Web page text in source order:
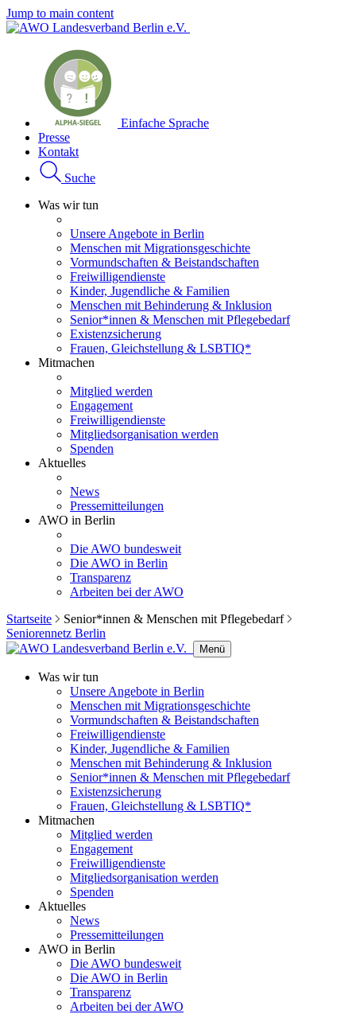
Jump to main content
Einfache Sprache
Presse
Kontakt
Suche
Was wir tun
Unsere Angebote in Berlin
Menschen mit Migrationsgeschichte
Vormundschaften & Beistandschaften
Freiwilligendienste
Kinder, Jugendliche & Familien
Menschen mit Behinderung & Inklusion
Senior*innen & Menschen mit Pflegebedarf
Existenzsicherung
Frauen, Gleichstellung & LSBTIQ*
Mitmachen
Mitglied werden
Engagement
Freiwilligendienste
Mitgliedsorganisation werden
Spenden
Aktuelles
News
Pressemitteilungen
AWO in Berlin
Die AWO bundesweit
Die AWO in Berlin
Transparenz
Arbeiten bei der AWO
Startseite
Senior*innen & Menschen mit Pflegebedarf
Seniorennetz Berlin
Menü
Was wir tun
Unsere Angebote in Berlin
Menschen mit Migrationsgeschichte
Vormundschaften & Beistandschaften
Freiwilligendienste
Kinder, Jugendliche & Familien
Menschen mit Behinderung & Inklusion
Senior*innen & Menschen mit Pflegebedarf
Existenzsicherung
Frauen, Gleichstellung & LSBTIQ*
Mitmachen
Mitglied werden
Engagement
Freiwilligendienste
Mitgliedsorganisation werden
Spenden
Aktuelles
News
Pressemitteilungen
AWO in Berlin
Die AWO bundesweit
Die AWO in Berlin
Transparenz
Arbeiten bei der AWO